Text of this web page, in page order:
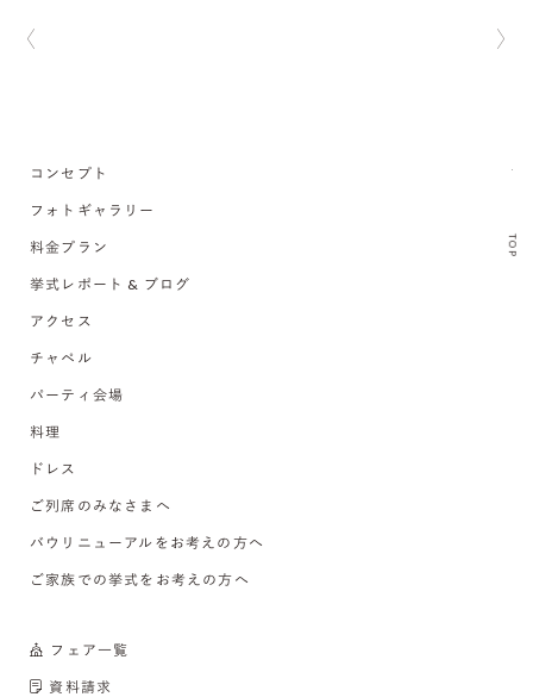
TOP
コンセプト
フォトギャラリー
料金プラン
挙式レポート & ブログ
アクセス
チャペル
パーティ会場
料理
ドレス
ご列席のみなさまへ
バウリニューアルをお考えの方へ
ご家族での挙式をお考えの方へ
フェア一覧
資料請求